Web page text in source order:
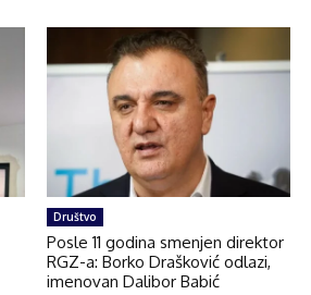
Društvo
Posle 11 godina smenjen direktor
RGZ-a: Borko Drašković odlazi,
imenovan Dalibor Babić